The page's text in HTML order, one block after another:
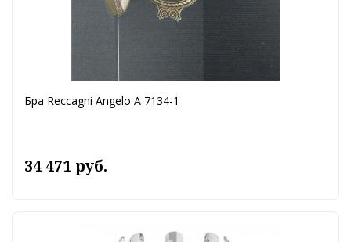
Бра Reccagni Angelo A 7134-1
34 471 руб.